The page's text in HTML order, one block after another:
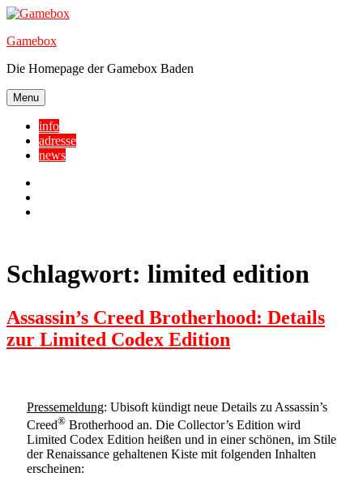
Skip
content
Gamebox
Die Homepage der Gamebox Baden
Menu
info
adresse
news
Schlagwort: limited edition
Assassin’s Creed Brotherhood: Details
zur Limited Codex Edition
Pressemeldung: Ubisoft kündigt neue Details zu Assassin’s
Creed® Brotherhood an. Die Collector’s Edition wird
Limited Codex Edition heißen und in einer schönen, im Stile
der Renaissance gehaltenen Kiste mit folgenden Inhalten
erscheinen: